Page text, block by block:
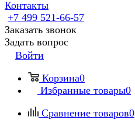
Контакты
+7 499 521-66-57
Заказать звонок
Задать вопрос
Войти
Корзина0
Избранные товары0
Сравнение товаров0